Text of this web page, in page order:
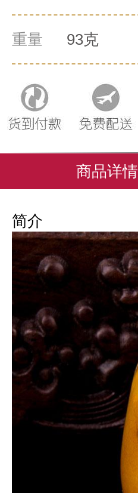
重量 93克
商品详情
简介